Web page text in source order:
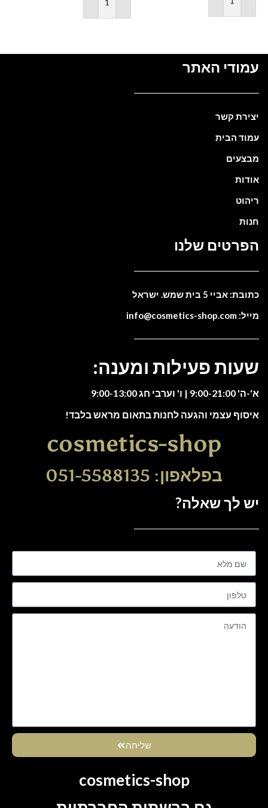
הוספה לסל הוספה לסל
עמודי האתר
יצירת קשר
עמוד הבית
מבצעים
אודות
ריהוט
חנות
הפרטים שלנו
כתובת: אביי 5 בית שמש. ישראל
מייל: info@cosmetics-shop.com
שעות פעילות ומענה:
א'-ה' 9:00-21:00 | ו' וערבי חג 9:00-13:00
איסוף עצמי והגעה לחנות בתאום מראש בלבד!
cosmetics-shop
בפלאפון: 051-5588135
יש לך שאלה?
שליחה
cosmetics-shop